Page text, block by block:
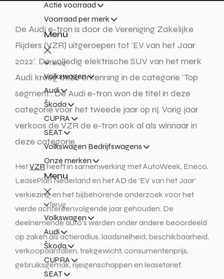
Actie voorraad
Voorraad per merk
Menu
Terug
Volkswagen
Audi
Škoda
CUPRA
SEAT
Volkswagen Bedrijfswagens
Onze merken
Menu
Terug
Volkswagen
Audi
Škoda
CUPRA
SEAT
De Audi e-tron is door de Vereniging Zakelijke
Rijders (VZR) uitgeroepen tot ‘EV van het Jaar
2022’. De volledig elektrische SUV van het merk
Audi kreeg deze erkenning in de categorie 'Top
segment'. De Audi e-tron won de titel in deze
categorie voor het tweede jaar op rij. Vorig jaar
verkoos de VZR de e-tron ook al als winnaar in
deze categorie.
HetVZRheeft in samenwerking met AutoWeek, Eneco,
LeasePlan Nederland en het AD de ‘EV van het Jaar’
verkiezing en het bijbehorende onderzoek voor het
vierde achtereenvolgende jaar gehouden. De
deelnemende auto's werden onder andere beoordeeld
op zaken als actieradius, laadsnelheid, beschikbaarheid,
verkoopaantallen, trekgewicht, consumentenprijs,
gebruiksgemak, rijeigenschappen en leasetarief.